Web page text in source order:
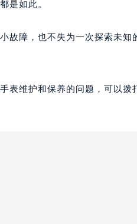
是如此。
故障，也不失为一次探索未知
表维护和保养的问题，可以拨